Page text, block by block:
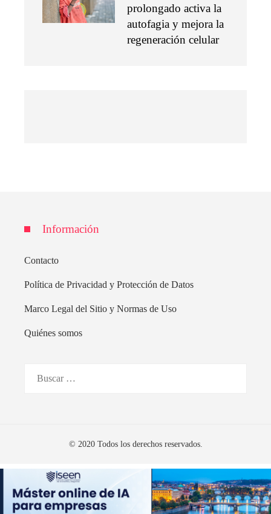
prolongado activa la
autofagia y mejora la
regeneración celular
Información
Contacto
Política de Privacidad y Protección de Datos
Marco Legal del Sitio y Normas de Uso
Quiénes somos
© 2020 Todos los derechos reservados.